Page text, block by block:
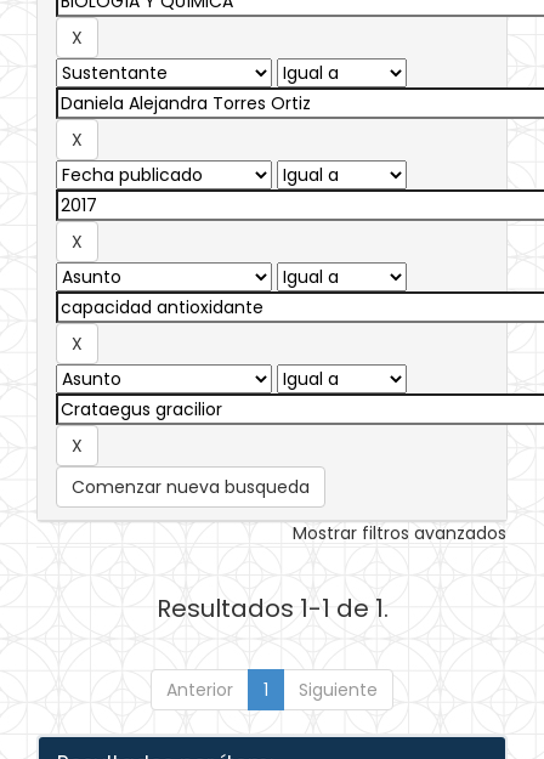
Comenzar nueva busqueda
Mostrar filtros avanzados
Resultados 1-1 de 1.
Anterior 1 Siguiente